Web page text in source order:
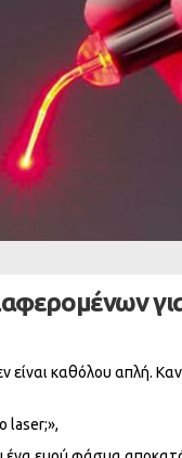
καθόλου απλή.
laser;»,